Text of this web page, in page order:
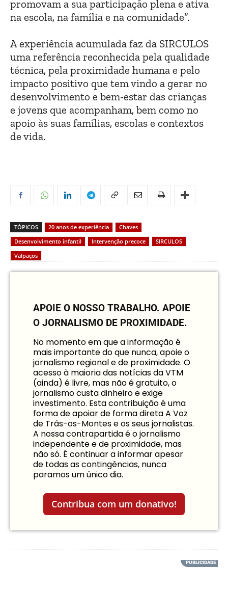
promovam a sua participação plena e ativa
na escola, na família e na comunidade”.
A experiência acumulada faz da SIRCULOS
uma referência reconhecida pela qualidade
técnica, pela proximidade humana e pelo
impacto positivo que tem vindo a gerar no
desenvolvimento e bem-estar das crianças
e jovens que acompanham, bem como no
apoio às suas famílias, escolas e contextos
de vida.
TÓPICOS 20 anos de experiência
Chaves
Desenvolvimento infantil
Intervenção precoce
SIRCULOS
Valpaços
APOIE O NOSSO TRABALHO. APOIE
O JORNALISMO DE PROXIMIDADE.
No momento em que a informação é
mais importante do que nunca, apoie o
jornalismo regional e de proximidade. O
acesso à maioria das notícias da VTM
(ainda) é livre, mas não é gratuito, o
jornalismo custa dinheiro e exige
investimento. Esta contribuição é uma
forma de apoiar de forma direta A Voz
de Trás-os-Montes e os seus jornalistas.
A nossa contrapartida é o jornalismo
independente e de proximidade, mas
não só. É continuar a informar apesar
de todas as contingências, nunca
paramos um único dia.
Contribua com um donativo!